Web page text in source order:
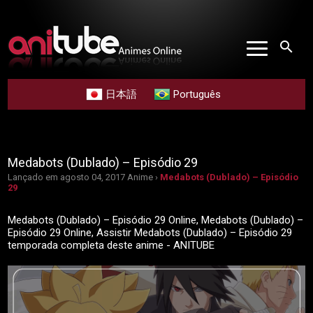
search
日本語 Português
Medabots (Dublado) – Episódio 29
Lançado em agosto 04, 2017 Anime › Medabots (Dublado) – Episódio
29
Medabots (Dublado) – Episódio 29 Online, Medabots (Dublado) –
Episódio 29 Online, Assistir Medabots (Dublado) – Episódio 29
temporada completa deste anime - ANITUBE